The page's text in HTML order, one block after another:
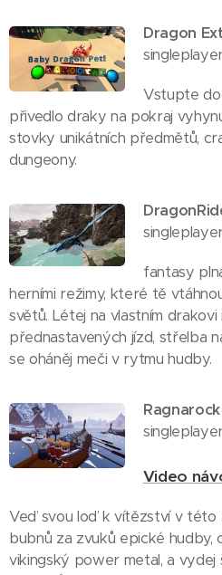
Dragon
Vstupte
přivedlo draky na pokraj
stovky unikátních předmětů,
dungeony.
fantasy
herními režimy, které tě
světů. Létej na vlastním
přednastavených jízd, střelba
se oháněj meči v rytmu hudby.
Ragnarock
Video
Veď svou loď k vítězství v této
bubnů za zvuků epické
vikingský power metal, a